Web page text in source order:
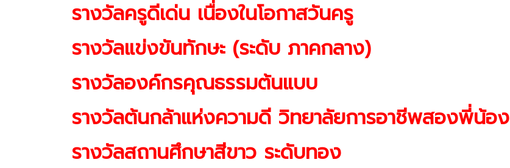
Search
รางวัลครูดีเด่น เนื่องในโอกาสวันครู
รางวัลแข่งขันทักษะ (ระดับ ภาคกลาง)
รางวัลองค์กรคุณธรรมต้นแบบ
รางวัลต้นกล้าแห่งความดี วิทยาลัยการอาชีพสองพี่น้อง
รางวัลสถานศึกษาสีขาว ระดับทอง